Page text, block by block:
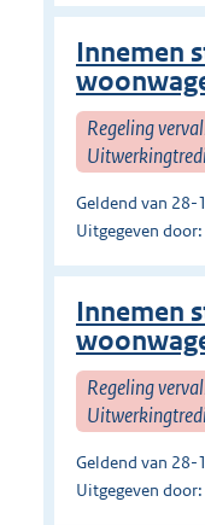
Innemen
Regeling
Geldend van
Uitgegeven door:
Innemen
Regeling
Geldend van
Uitgegeven door: